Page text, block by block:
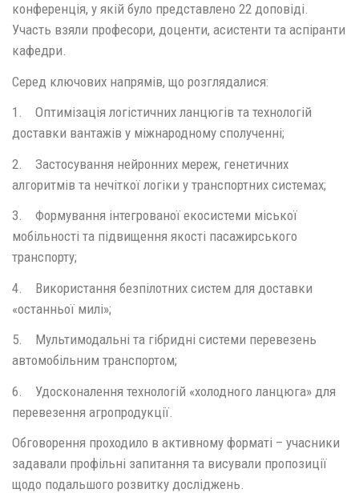
конференція, у якій було представлено 22 доповіді.
Участь взяли професори, доценти, асистенти та аспіранти
кафедри.
Серед ключових напрямів, що розглядалися:
1. Оптимізація логістичних ланцюгів та технологій
доставки вантажів у міжнародному сполученні;
2. Застосування нейронних мереж, генетичних
алгоритмів та нечіткої логіки у транспортних системах;
3. Формування інтегрованої екосистеми міської
мобільності та підвищення якості пасажирського
транспорту;
4. Використання безпілотних систем для доставки
«останньої милі»;
5. Мультимодальні та гібридні системи перевезень
автомобільним транспортом;
6. Удосконалення технологій «холодного ланцюга» для
перевезення агропродукції.
Обговорення проходило в активному форматі – учасники
задавали профільні запитання та висували пропозиції
щодо подальшого розвитку досліджень.